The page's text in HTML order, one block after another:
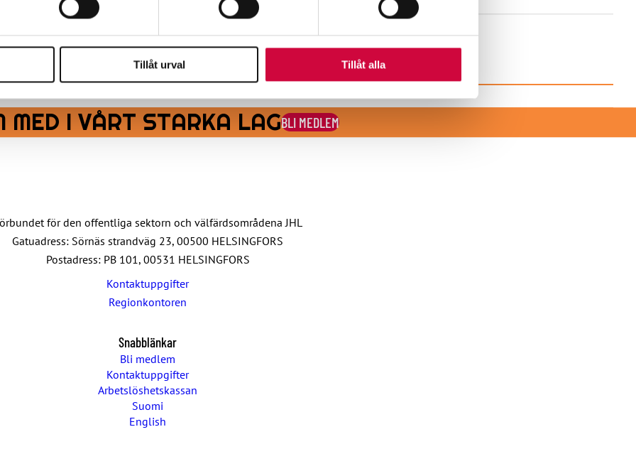
och analysföretag som vi samarbetar med. Dessa kan i sin tur kombinera informationen
Tillåt urval Tillåt alla
också löneförhöjningspotterna skjuts framåt
MED I VÅRT STARKA LAGBLI MEDLEM
för den offentliga sektorn och välfärdsområdena JHL
Gatuadress: Sörnäs strandväg 23, 00500 HELSINGFORS
Postadress: PB 101, 00531 HELSINGFORS
Kontaktuppgifter
Regionkontoren
Snabblänkar
Bli medlem
Kontaktuppgifter
Arbetslöshetskassan
Suomi
English